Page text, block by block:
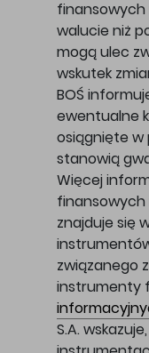
walucie niż
mogą ulec
wskutek
BOŚ
ewentualne
osiągnięte w
stanowią
Więcej
finansowych
znajduje się
związanego
instrumenty
S.A.